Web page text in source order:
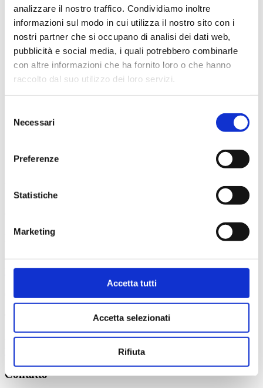
analizzare il nostro traffico. Condividiamo inoltre
informazioni sul modo in cui utilizza il nostro sito con i
nostri partner che si occupano di analisi dei dati web,
pubblicità e social media, i quali potrebbero combinarle
con altre informazioni che ha fornito loro o che hanno
raccolto dal suo utilizzo dei loro servizi.
delNecessari
Preferenze
Statistiche
Marketing
Accetta tutti
Accetta selezionati
Rifiuta
Magazzino coperto
alla dogana Italiana e dotato di tutte le attrezzature necessarie per il
carico, lo scarico, la movimentazione e lo stoccaggio di merce.
Operazioni
Il deposito è ampio e ben distribuito così da svolgere con facilità
Un monitoraggio continuo di video sorveglianza garantisce uno
stoccaggio e deposito merci in piena sicurezza e di qualità.
I nostri altri servizi
Pallets service
vendita , acquisto, riparazione
Più
02
trasporto piccoli, trasporti su strada, trasporti ferroviari
Contatto